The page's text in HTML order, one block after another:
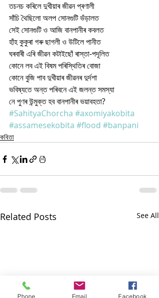
তচনচ কৰিলে দুখীয়াৰ জীৱন প্ৰণালী
সাঁচি থৈছিলো অলপ সোনগুটি ভঁড়ালত
সেই সোনগুটি ও আজি বানপানীৰ কবলত
হাঁহ কুকুৰা গৰু ছাগলী ও উটিলে পানীত
ঘৰবাৰী এৰি জীৱন কটাইছোঁ ৰাস্তা-পদূলিত
কোনে লব এই বিষম পৰিস্থিতিৰ বোজা
কোনে বুজি পাব দুখীয়াৰ জীৱনৰ দুৰ্দশা
ভবিষ্যতে অন্ত পৰিবনে এই জলন্ত সমস্যা
নে পুণৰ উন্মুক্ত হব বানপানীৰ ভয়াবহতা?
#SahityaChorcha #axomiyakobita
#assamesekobita #flood #banpani
কবিতা
Related Posts See All
Phone Email Facebook